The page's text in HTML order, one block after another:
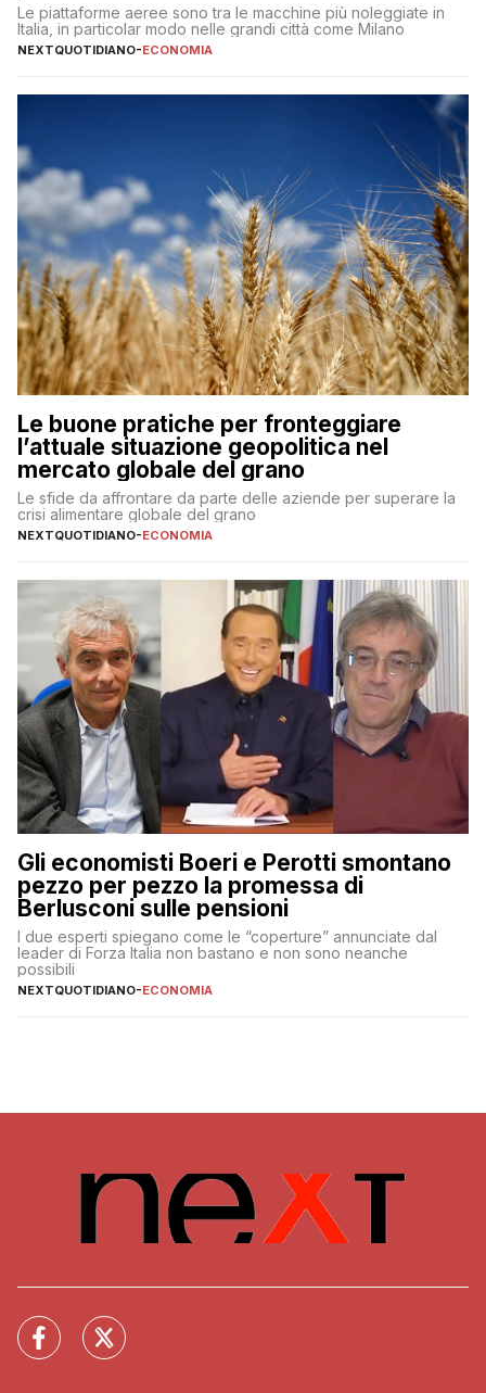
Le piattaforme aeree sono tra le macchine più noleggiate in
Italia, in particolar modo nelle grandi città come Milano
NEXTQUOTIDIANO-ECONOMIA
Le buone pratiche per fronteggiare
l’attuale situazione geopolitica nel
mercato globale del grano
Le sfide da affrontare da parte delle aziende per superare la
crisi alimentare globale del grano
NEXTQUOTIDIANO-ECONOMIA
Gli economisti Boeri e Perotti smontano
pezzo per pezzo la promessa di
Berlusconi sulle pensioni
I due esperti spiegano come le “coperture” annunciate dal
leader di Forza Italia non bastano e non sono neanche
possibili
NEXTQUOTIDIANO-ECONOMIA